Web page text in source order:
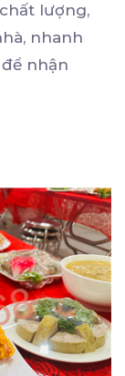
lượng,
nhanh
nhận